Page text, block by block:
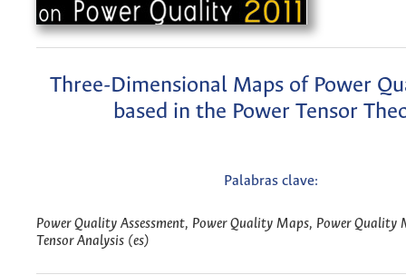
Three-Dimensional Maps of Power
based in the Power Tensor
Palabras clave:
Power Quality Assessment, Power Quality Maps, Power Quality
Tensor Analysis (es)